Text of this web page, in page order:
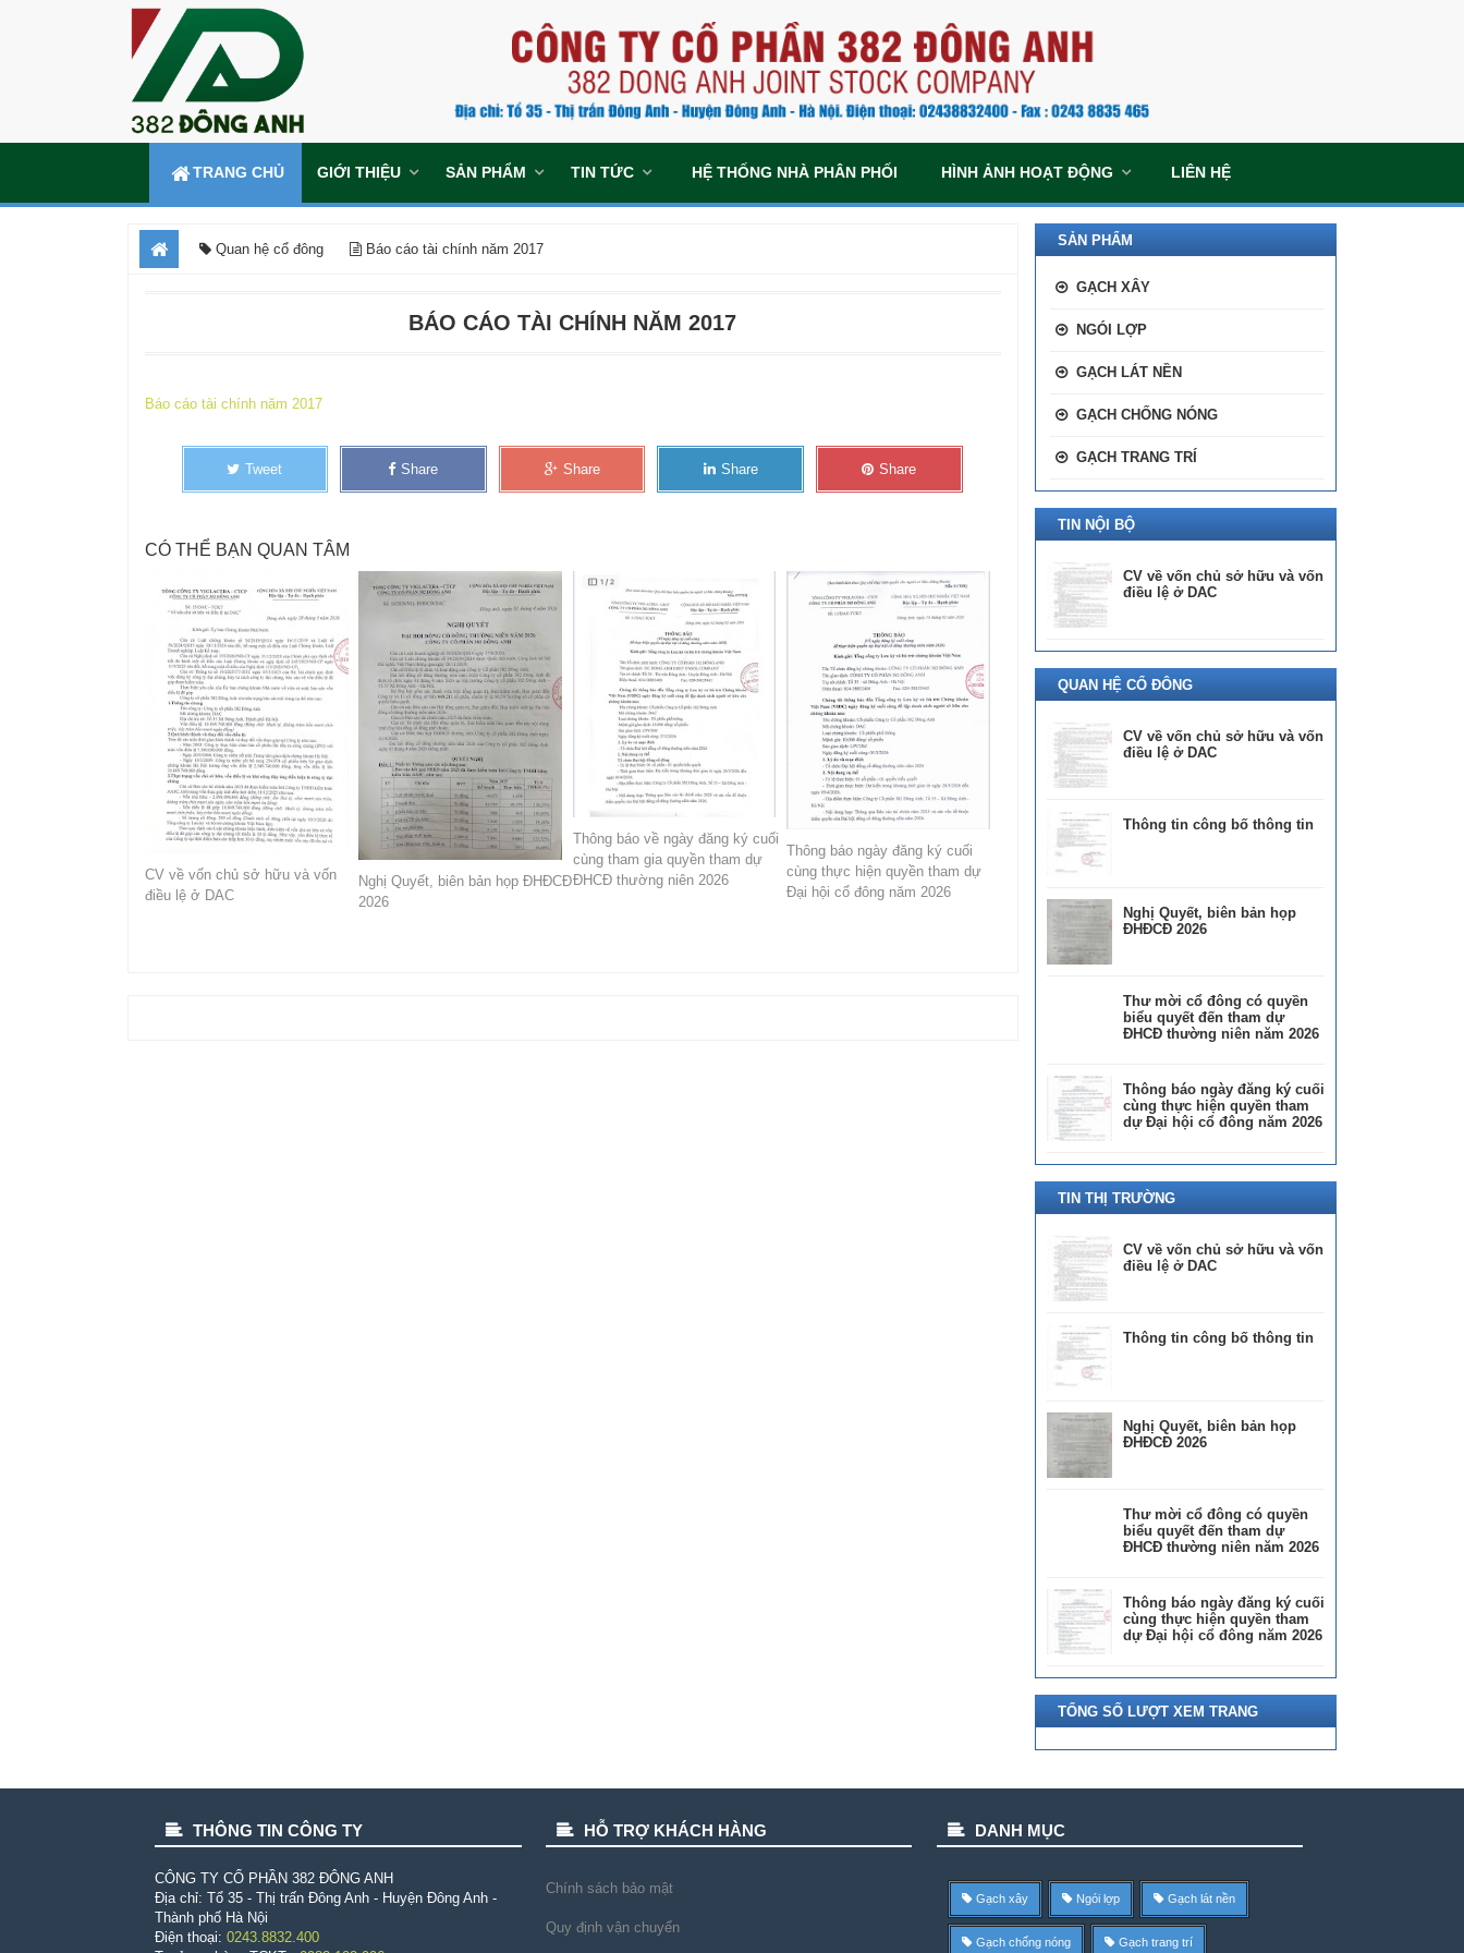
TRANG CHỦ GIỚI THIỆU SẢN PHẨM TIN TỨC HỆ THỐNG NHÀ PHÂN PHỐI HÌNH ẢNH HOẠT ĐỘNG LIÊN HỆ
Quan hệ cổ đông Báo cáo tài chính năm 2017
BÁO CÁO TÀI CHÍNH NĂM 2017
Báo cáo tài chính năm 2017
Tweet Share Share Share Share
CÓ THỂ BẠN QUAN TÂM
CV về vốn chủ sở hữu và vốn
điều lệ ở DAC
Nghị Quyết, biên bản họp ĐHĐCĐ
2026
Thông báo về ngày đăng ký cuối
cùng tham gia quyền tham dự
ĐHCĐ thường niên 2026
Thông báo ngày đăng ký cuối
cùng thực hiện quyền tham dự
Đại hội cổ đông năm 2026
SẢN PHẨM
GẠCH XÂY
NGÓI LỢP
GẠCH LÁT NỀN
GẠCH CHỐNG NÓNG
GẠCH TRANG TRÍ
TIN NỘI BỘ
CV về vốn chủ sở hữu và vốn
điều lệ ở DAC
QUAN HỆ CỔ ĐÔNG
CV về vốn chủ sở hữu và vốn
điều lệ ở DAC
Thông tin công bố thông tin
Nghị Quyết, biên bản họp
ĐHĐCĐ 2026
Thư mời cổ đông có quyền
biểu quyết đến tham dự
ĐHCĐ thường niên năm 2026
Thông báo ngày đăng ký cuối
cùng thực hiện quyền tham
dự Đại hội cổ đông năm 2026
TIN THỊ TRƯỜNG
CV về vốn chủ sở hữu và vốn
điều lệ ở DAC
Thông tin công bố thông tin
Nghị Quyết, biên bản họp
ĐHĐCĐ 2026
Thư mời cổ đông có quyền
biểu quyết đến tham dự
ĐHCĐ thường niên năm 2026
Thông báo ngày đăng ký cuối
cùng thực hiện quyền tham
dự Đại hội cổ đông năm 2026
TỔNG SỐ LƯỢT XEM TRANG
THÔNG TIN CÔNG TY
CÔNG TY CỔ PHẦN 382 ÐÔNG ANH
Địa chỉ: Tổ 35 - Thị trấn Đông Anh - Huyện Đông Anh -
Thành phố Hà Nội
Điện thoại: 0243.8832.400
HỖ TRỢ KHÁCH HÀNG
Chính sách bảo mật
Quy định vận chuyển
DANH MỤC
Gạch xây Ngói lợp Gạch lát nền
Gạch chống nóng Gạch trang trí